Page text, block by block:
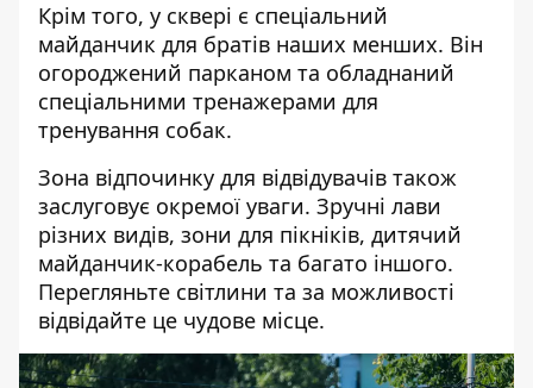
Крім того, у сквері є спеціальний
майданчик для братів наших менших. Він
огороджений парканом та обладнаний
спеціальними тренажерами для
тренування собак.
Зона відпочинку для відвідувачів також
заслуговує окремої уваги. Зручні лави
різних видів, зони для пікніків, дитячий
майданчик-корабель та багато іншого.
Перегляньте світлини та за можливості
відвідайте це чудове місце.